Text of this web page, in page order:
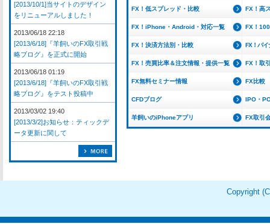
FX！低スプレッド・比較 FX！高
FX！iPhone・Android・対応一覧 FX！
FX！決済方法別・比較 FX！バイ
FX！売買比率＆注文情報・提供一覧 FX！取
FX無料セミナー情報 FX比較
CFDブログ IPO・
羊飼いのiPhoneアプリ FX取引
[2013/10/1]当サイトのデザイン
をリニューアルしました！
2013/06/18 22:18
[2013/6/18]『羊飼いのFX取引戦
略ブログ』を正式に開始
2013/06/18 01:19
[2013/6/18]『羊飼いのFX取引戦
略ブログ』をテスト投稿中
2013/03/02 19:40
[2013/3/2]お知らせ：ティックデ
ータ更新に関して
Copyright